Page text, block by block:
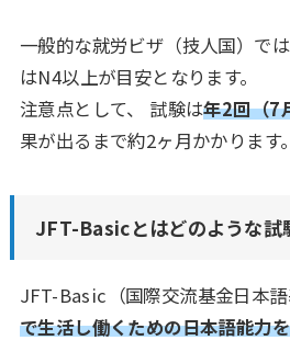
一般的な就労ビザ（技人国）で
はN4以上が目安となります。
注意点として、 試験は年2回（7
果が出るまで約2ヶ月かかります。
JFT-Basicとはどのような試
JFT-Basic（国際交流基金日本
で生活し働くための日本語能力